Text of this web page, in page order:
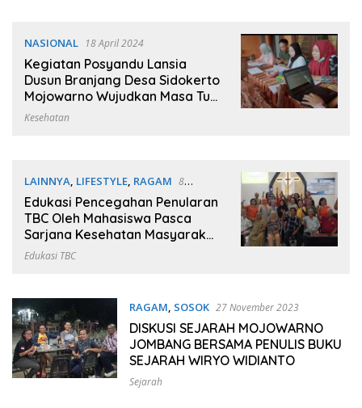
NASIONAL 18 April 2024
Kegiatan Posyandu Lansia
Dusun Branjang Desa Sidokerto
Mojowarno Wujudkan Masa Tua
Lansia yang Bahagia, Sehat,
Kesehatan
LAINNYA, LIFESTYLE, RAGAM 8
Desember 2023
Edukasi Pencegahan Penularan
TBC Oleh Mahasiswa Pasca
Sarjana Kesehatan Masyarakat
UNIPDU
Edukasi TBC
RAGAM, SOSOK 27 November 2023
DISKUSI SEJARAH MOJOWARNO
JOMBANG BERSAMA PENULIS BUKU
SEJARAH WIRYO WIDIANTO
Sejarah